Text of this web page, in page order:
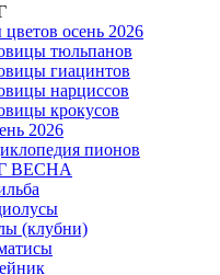
осень 2026
тюльпанов
гиацинтов
нарциссов
крокусов
2026
пионов
ВЕСНА
(клубни)